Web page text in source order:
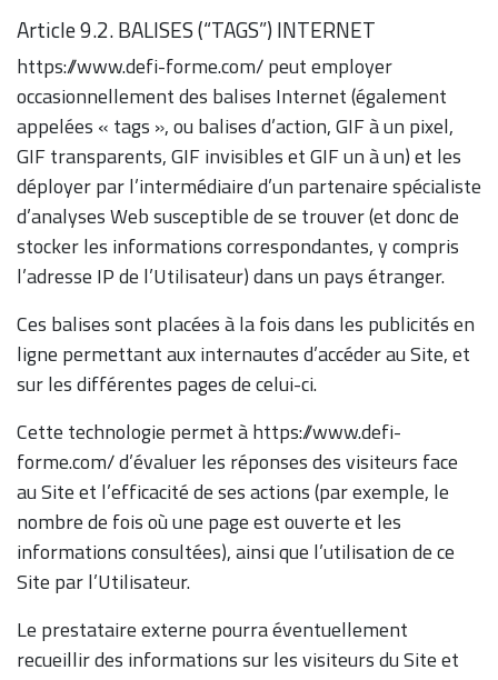
Article 9.2. BALISES (“TAGS”) INTERNET
https://www.defi-forme.com/ peut employer
occasionnellement des balises Internet (également
appelées « tags », ou balises d’action, GIF à un pixel,
GIF transparents, GIF invisibles et GIF un à un) et les
déployer par l’intermédiaire d’un partenaire spécialiste
d’analyses Web susceptible de se trouver (et donc de
stocker les informations correspondantes, y compris
l’adresse IP de l’Utilisateur) dans un pays étranger.
Ces balises sont placées à la fois dans les publicités en
ligne permettant aux internautes d’accéder au Site, et
sur les différentes pages de celui-ci.
Cette technologie permet à https://www.defi-
forme.com/ d’évaluer les réponses des visiteurs face
au Site et l’efficacité de ses actions (par exemple, le
nombre de fois où une page est ouverte et les
informations consultées), ainsi que l’utilisation de ce
Site par l’Utilisateur.
Le prestataire externe pourra éventuellement
recueillir des informations sur les visiteurs du Site et